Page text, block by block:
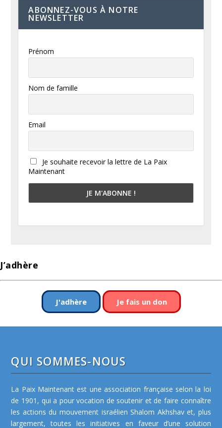
ABONNEZ-VOUS À NOTRE
NEWSLETTER
Prénom
Nom de famille
Email
Je souhaite recevoir la lettre de La Paix
Maintenant
J’adhère
J'adhère Je fais un don
QUI SOMMES-NOUS
La Paix Maintenant est une association française selon la loi
de 1901, qui a pour vocation de soutenir et de faire connaître
les actions du mouvement israélien Shalom Akhshav et, plus
largement, toutes les initiatives en faveur d’une solution